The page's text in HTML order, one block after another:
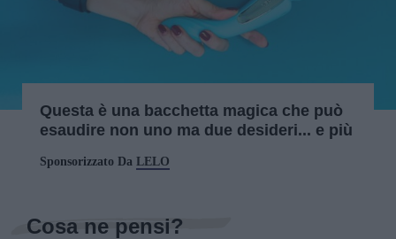
Questa è una bacchetta magica che può
esaudire non uno ma due desideri... e più
Sponsorizzato Da LELO
Cosa ne pensi?